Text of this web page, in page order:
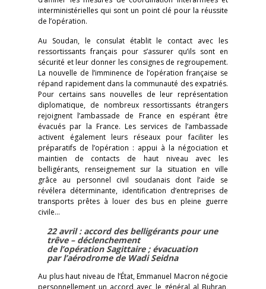
interministérielles qui sont un point clé pour la réussite
de l’opération.
Au Soudan, le consulat établit le contact avec les
ressortissants français pour s’assurer qu’ils sont en
sécurité et leur donner les consignes de regroupement.
La nouvelle de l’imminence de l’opération française se
répand rapidement dans la communauté des expatriés.
Pour certains sans nouvelles de leur représentation
diplomatique, de nombreux ressortissants étrangers
rejoignent l’ambassade de France en espérant être
évacués par la France. Les services de l’ambassade
activent également leurs réseaux pour faciliter les
préparatifs de l’opération : appui à la négociation et
maintien de contacts de haut niveau avec les
belligérants, renseignement sur la situation en ville
grâce au personnel civil soudanais dont l’aide se
révélera déterminante, identification d’entreprises de
transports prêtes à louer des bus en pleine guerre
civile…
22 avril : accord des belligérants pour une
trêve – déclenchement
de l’opération Sagittaire ; évacuation
par l’aérodrome de Wadi Seidna
Au plus haut niveau de l’État, Emmanuel Macron négocie
personnellement un accord avec le général al Buhran,